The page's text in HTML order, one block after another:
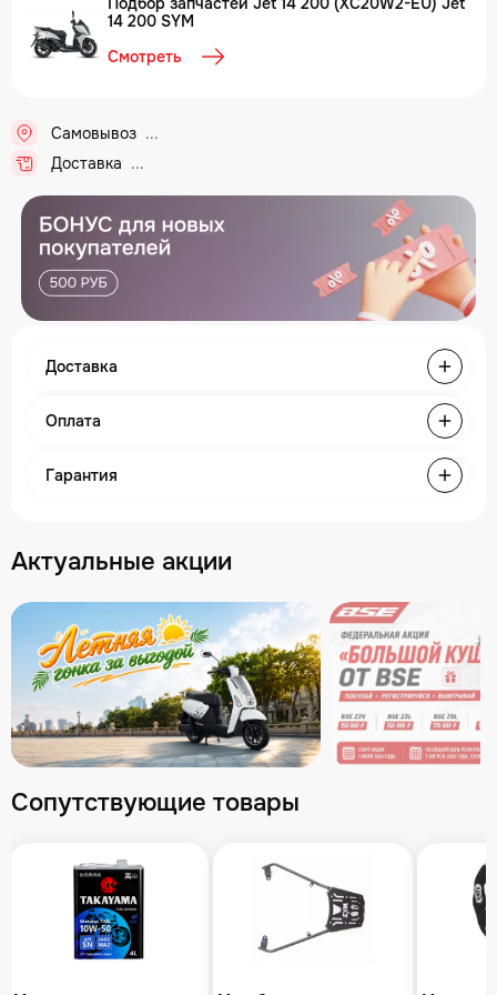
Самовывоз
Доставка
14 200 SYM
Смотреть
Доставка
Оплата
Гарантия
Актуальные акции
Сопутствующие товары